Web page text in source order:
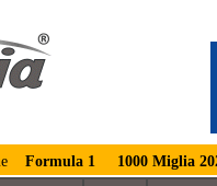
Formula 1 1000 Miglia